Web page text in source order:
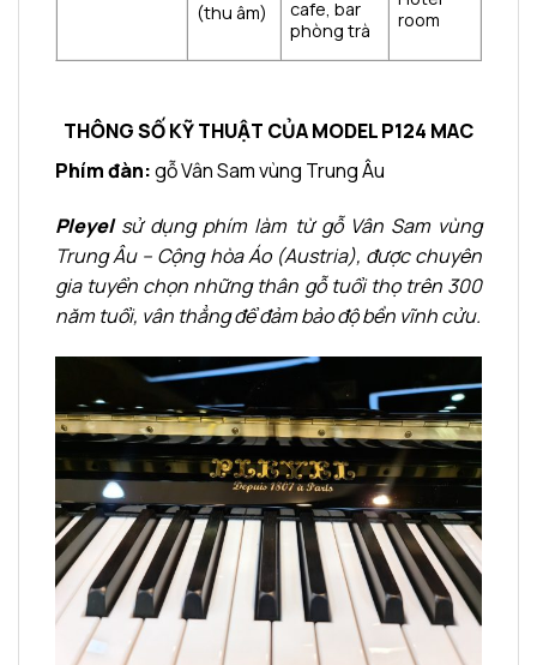
(thu âm)
cafe, bar
phòng trà
room
THÔNG SỐ KỸ THUẬT CỦAMODEL P124 MAC
Phím đàn:gỗ Vân Sam vùng Trung Âu
Pleyelsử dụng phím làm từ gỗ Vân Sam vùng
Trung Âu – Cộng hòa Áo (Austria), được chuyên
gia tuyển chọn những thân gỗ tuổi thọ trên 300
năm tuổi, vân thẳng để đảm bảo độ bền vĩnh cửu.